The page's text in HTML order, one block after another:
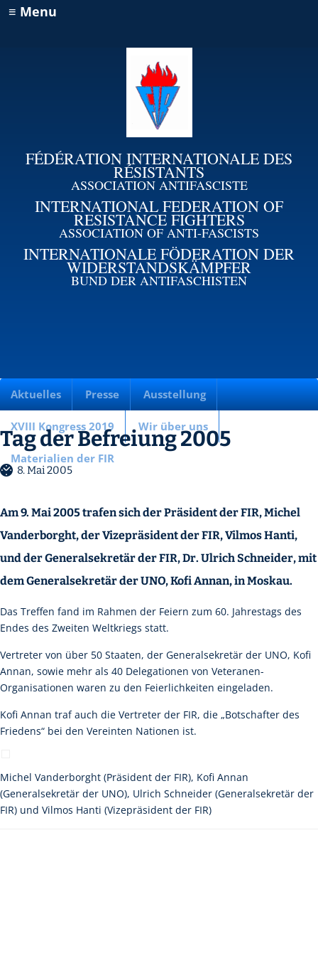
≡ Menu
FÉDÉRATION INTERNATIONALE DES
RÉSISTANTS
ASSOCIATION ANTIFASCISTE
INTERNATIONAL FEDERATION OF
RESISTANCE FIGHTERS
ASSOCIATION OF ANTI-FASCISTS
INTERNATIONALE FÖDERATION DER
WIDERSTANDSKÄMPFER
BUND DER ANTIFASCHISTEN
Aktuelles Presse Ausstellung
XVIII Kongress 2019 Wir über uns
Materialien der FIR
Tag der Befreiung 2005
8. Mai 2005
Am 9. Mai 2005 trafen sich der Präsident der FIR, Michel
Vanderborght, der Vizepräsident der FIR, Vilmos Hanti,
und der Generalsekretär der FIR, Dr. Ulrich Schneider, mit
dem Generalsekretär der UNO, Kofi Annan, in Moskau.
Das Treffen fand im Rahmen der Feiern zum 60. Jahrestags des
Endes des Zweiten Weltkriegs statt.
Vertreter von über 50 Staaten, der Generalsekretär der UNO, Kofi
Annan, sowie mehr als 40 Delegationen von Veteranen-
Organisationen waren zu den Feierlichkeiten eingeladen.
Kofi Annan traf auch die Vertreter der FIR, die „Botschafter des
Friedens“ bei den Vereinten Nationen ist.
Michel Vanderborght (Präsident der FIR), Kofi Annan
(Generalsekretär der UNO), Ulrich Schneider (Generalsekretär der
FIR) und Vilmos Hanti (Vizepräsident der FIR)